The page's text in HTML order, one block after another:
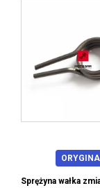
Sprężyna wałka